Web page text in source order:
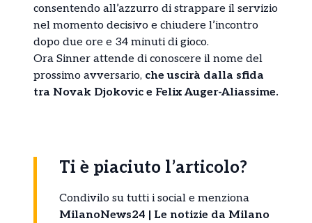
consentendo all’azzurro di strappare il servizio
nel momento decisivo e chiudere l’incontro
dopo due ore e 34 minuti di gioco.
Ora Sinner attende di conoscere il nome del
prossimo avversario, che uscirà dalla sfida
tra Novak Djokovic e Felix Auger-Aliassime.
Ti è piaciuto l’articolo?
Condivilo su tutti i social e menziona
MilanoNews24 | Le notizie da Milano